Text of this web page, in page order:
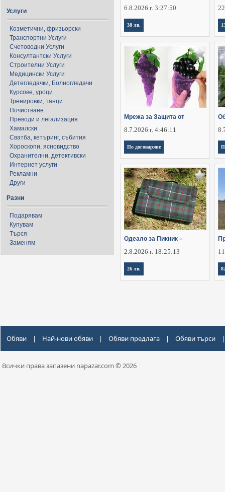
Услуги
Козметични, фризьорски
Транспортни Услуги
Счетоводни Услуги
Консултантски Услуги
Строителни Услуги
Медицински Услуги
Детегледачки, Болногледачи
Курсове, уроци
Тренировки, танци
Почистване
Преводи и легализация
Хамалски
Сватба, кетъринг, събития
Хороскопи, ясновидство
Охранителни, детективски
Интернет услуги
Рекламни
Други
Разни
Подарявам
Купувам
Търся
Заменям
6.8.2026 г. 3:27:50
38 лв.
Мрежа за Защита от
8.7.2026 г. 4:46:11
По договаряне
Одеало за Пикник –
2.8.2026 г. 18:25:13
26 лв.
Обяви | Най-нови обяви | Обяви предлага | Обяви търси |
Всички права запазени napazar.com © 2026